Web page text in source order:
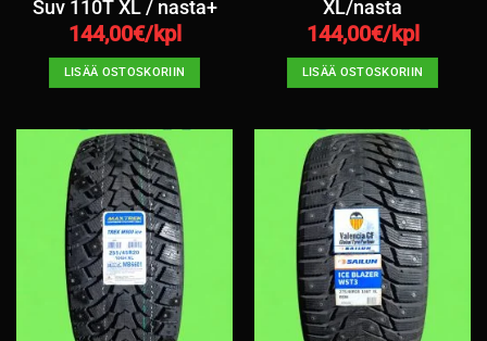
Suv 110T XL / nasta+
144,00€/kpl
LISÄÄ OSTOSKORIIN
XL/nasta
144,00€/kpl
LISÄÄ OSTOSKORIIN